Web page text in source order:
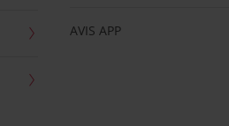
AVIS APP